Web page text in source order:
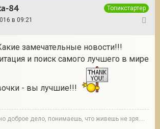
84
Топикстартер
в 09:21
замечательные новости!!!
и поиск самого лучшего в мире
- вы лучшие!!!
доброе дело, понимаешь, что живешь не зря....